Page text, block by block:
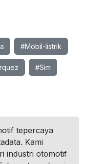
#Mobil-listrik
#Sim
tepercaya
Kami
industri otomotif